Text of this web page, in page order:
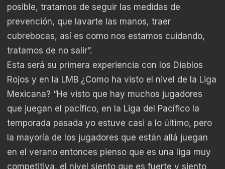
posible, tratamos de seguir las medidas de
prevención, que lavarte las manos, traer
cubrebocas, así es como nos estamos cuidando,
tratamos de no salir”.
Esta será su primera experiencia con los Diablos
Rojos y en la LMB ¿Como ha visto el nivel de la Liga
Mexicana? “He visto que hay muchos jugadores
que juegan el pacífico, en la Liga del Pacífico la
temporada pasada yo estuve casi a lo último, pero
la mayoría de los jugadores que están allá juegan
en el verano entonces pienso que es una liga muy
competitiva, el nivel siento que es fuerte y siento